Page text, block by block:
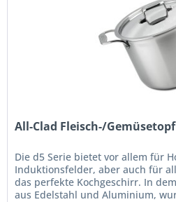
All-Clad Fleisch-/
Die d5 Serie bietet vor allem für
Induktionsfelder, aber auch für
das perfekte Kochgeschirr. In
aus Edelstahl und Aluminium,